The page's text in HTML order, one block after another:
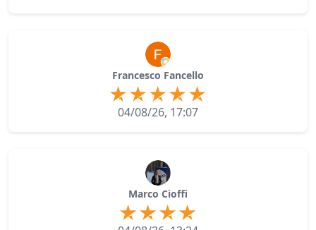
Francesco Fancello
04/08/26, 17:07
Marco Cioffi